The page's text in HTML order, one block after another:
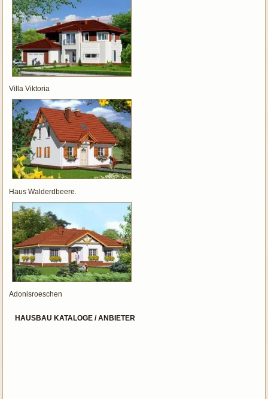
Villa Viktoria
Haus Walderdbeere.
Adonisroeschen
HAUSBAU KATALOGE / ANBIETER